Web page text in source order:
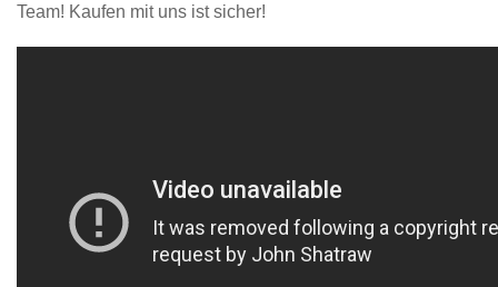
Team! Kaufen mit uns ist sicher!